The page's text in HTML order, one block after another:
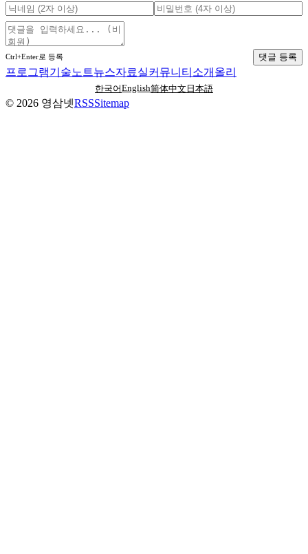
Ctrl+Enter로 등록 댓글 등록
프로그램기술노트뉴스자료실커뮤니티 소개 올리
한국어English简体中文 日本語
© 2026 영삼넷RSSSitemap